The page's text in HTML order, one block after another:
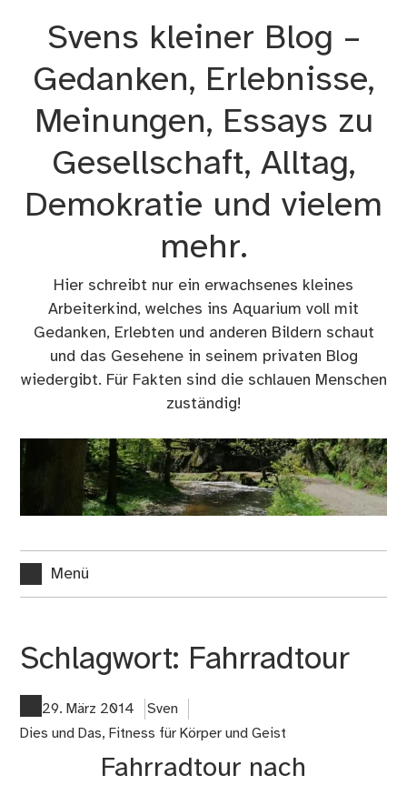
Svens kleiner Blog –
Gedanken, Erlebnisse,
Meinungen, Essays zu
Gesellschaft, Alltag,
Demokratie und vielem
mehr.
Hier schreibt nur ein erwachsenes kleines
Arbeiterkind, welches ins Aquarium voll mit
Gedanken, Erlebten und anderen Bildern schaut
und das Gesehene in seinem privaten Blog
wiedergibt. Für Fakten sind die schlauen Menschen
zuständig!
Menü
Schlagwort: Fahrradtour
29. März 2014
Sven
Dies und Das, Fitness für Körper und Geist
Fahrradtour nach